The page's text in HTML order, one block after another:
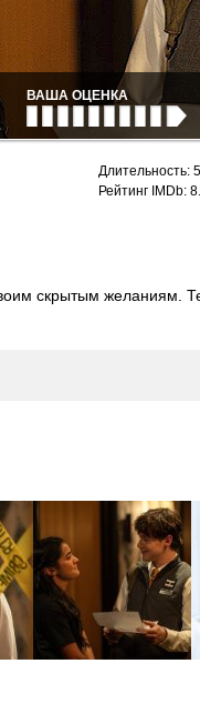
ВАША ОЦЕНКА
Длительность:
Рейтинг IMDb:
скрытым желаниям.
и проходит курс